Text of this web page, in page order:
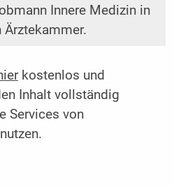
Innere Medizin in
Ärztekammer.
kostenlos und
Inhalt vollständig
Services von